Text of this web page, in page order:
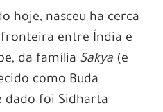
hoje, nasceu ha cerca
fronteira entre Índia e
da família Sakya(e
como Buda
dado foi Sidharta